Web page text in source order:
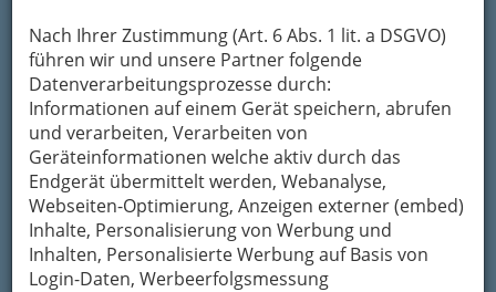
Nach Ihrer Zustimmung (Art. 6 Abs. 1 lit. a DSGVO)
führen wir und unsere Partner folgende
Datenverarbeitungsprozesse durch:
Informationen auf einem Gerät speichern, abrufen
und verarbeiten, Verarbeiten von
Geräteinformationen welche aktiv durch das
Endgerät übermittelt werden, Webanalyse,
Webseiten-Optimierung, Anzeigen externer (embed)
Inhalte, Personalisierung von Werbung und
Inhalten, Personalisierte Werbung auf Basis von
Login-Daten, Werbeerfolgsmessung
Meine Email Adresse
Mein Betreff
Meine Nachricht